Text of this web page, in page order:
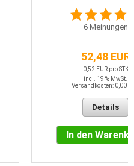
6Meinungen
52,48 EUR
[0,52 EUR pro STK]
incl. 19 % MwSt.
Versandkosten: 0,00
Details
In den